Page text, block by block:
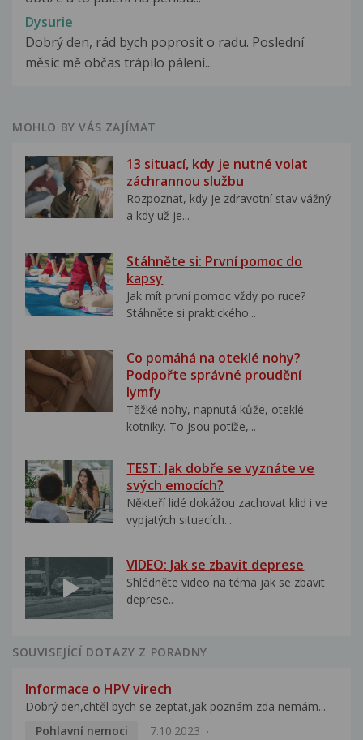
Dysurie
Dobrý den, rád bych poprosit o radu. Poslední
měsíc mě občas trápilo pálení...
MOHLO BY VÁS ZAJÍMAT
13 situací, kdy je nutné volat
záchrannou službu
Rozpoznat, kdy je zdravotní stav vážný
a kdy už je...
Stáhněte si: První pomoc do
kapsy
Jak mít první pomoc vždy po ruce?
Stáhněte si praktického...
Co pomáhá na oteklé nohy?
Podpořte správné proudění
lymfy
Těžké nohy, napnutá kůže, oteklé
kotníky. To jsou potíže,...
TEST: Jak dobře se vyznáte ve
svých emocích?
Někteří lidé dokážou zachovat klid i ve
vypjatých situacích....
VIDEO: Jak se zbavit deprese
Shlédněte video na téma jak se zbavit
deprese..
SOUVISEJÍCÍ DOTAZY Z PORADNY
Informace o HPV virech
Dobrý den,chtěl bych se zeptat,jak poznám zda nemám...
Pohlavní nemoci
7.10.2023